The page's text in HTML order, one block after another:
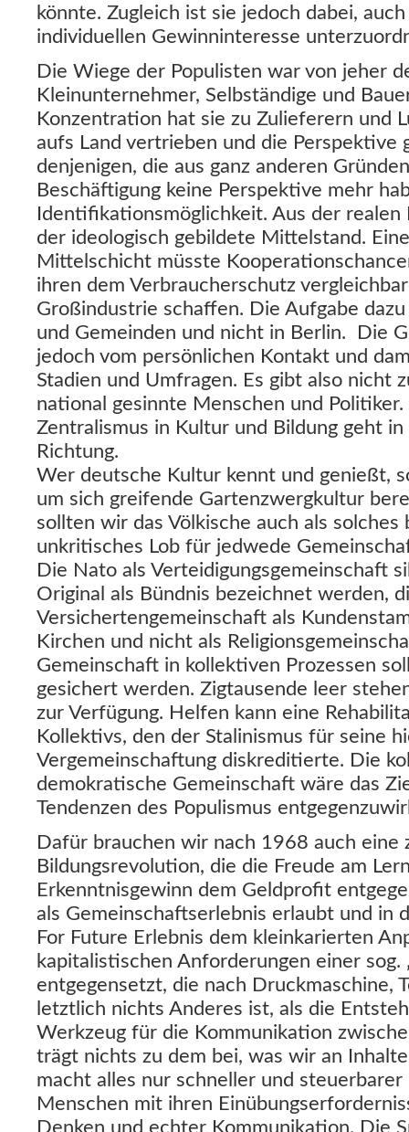
könnte. Zugleich ist sie jedoch dabei,
individuellen Gewinninteresse
Die Wiege der Populisten war von jeher
Kleinunternehmer, Selbständige und
Konzentration hat sie zu Zulieferern und
aufs Land vertrieben und die Perspektive
denjenigen, die aus ganz anderen
Beschäftigung keine Perspektive mehr
Identifikationsmöglichkeit. Aus der
der ideologisch gebildete Mittelstand.
Mittelschicht müsste
ihren dem Verbraucherschutz
Großindustrie schaffen. Die Aufgabe
und Gemeinden und nicht in Berlin. Die
jedoch vom persönlichen Kontakt und
Stadien und Umfragen. Es gibt also nicht
national gesinnte Menschen und
Zentralismus in Kultur und Bildung geht
Richtung.
Wer deutsche Kultur kennt und genießt,
um sich greifende Gartenzwergkultur
sollten wir das Völkische auch als solches
unkritisches Lob für jedwede
Die Nato als Verteidigungsgemeinschaft
Original als Bündnis bezeichnet werden,
Versichertengemeinschaft als
Kirchen und nicht als
Gemeinschaft in kollektiven Prozessen
gesichert werden. Zigtausende leer
zur Verfügung. Helfen kann eine
Kollektivs, den der Stalinismus für seine
Vergemeinschaftung diskreditierte. Die
demokratische Gemeinschaft wäre das
Tendenzen des Populismus
Dafür brauchen wir nach 1968 auch eine
Bildungsrevolution, die die Freude am
Erkenntnisgewinn dem Geldprofit
als Gemeinschaftserlebnis erlaubt und in
For Future Erlebnis dem kleinkarierten
kapitalistischen Anforderungen einer sog.
entgegensetzt, die nach Druckmaschine,
letztlich nichts Anderes ist, als die
Werkzeug für die Kommunikation
trägt nichts zu dem bei, was wir an
macht alles nur schneller und
Menschen mit ihren
Denken und echter Kommunikation. Die